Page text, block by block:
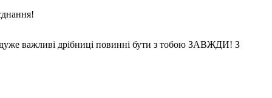
важливі дрібниці повинні бути з тобою ЗАВЖДИ! З